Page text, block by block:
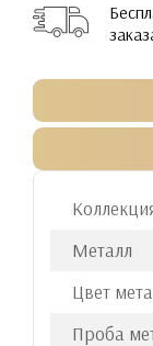
Металл
Цвет
Проба